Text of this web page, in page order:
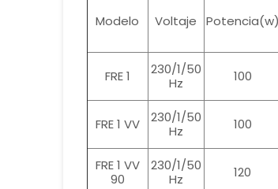
Modelo Voltaje Potencia(w)
FRE 1
230/1/50
Hz
100
FRE 1 VV
230/1/50
Hz
100
FRE 1 VV
90
230/1/50
Hz
120